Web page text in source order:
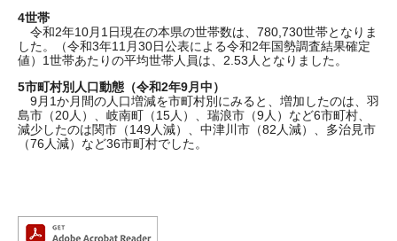
4世帯
令和2年10月1日現在の本県の世帯数は、780,730世帯となりま
した。（令和3年11月30日公表による令和2年国勢調査結果確定
値）1世帯あたりの平均世帯人員は、2.53人となりました。
5市町村別人口動態（令和2年9月中）
9月1か月間の人口増減を市町村別にみると、増加したのは、羽
島市（20人）、岐南町（15人）、瑞浪市（9人）など6市町村、
減少したのは関市（149人減）、中津川市（82人減）、多治見市
（76人減）など36市町村でした。